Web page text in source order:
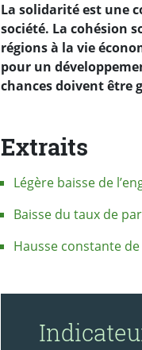
La solidarité est une
société. La cohésion
régions à la vie
pour un
chances doivent être
Extraits
Légère baisse de
Baisse du taux de
Hausse constante